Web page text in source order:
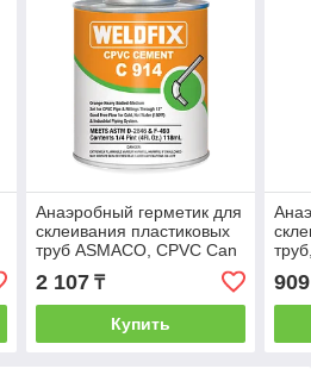
Анаэробный герметик для
склеивания пластиковых
труб ASMACO, CPVC Can
914, 473 мл
2 107₸
Купить
909